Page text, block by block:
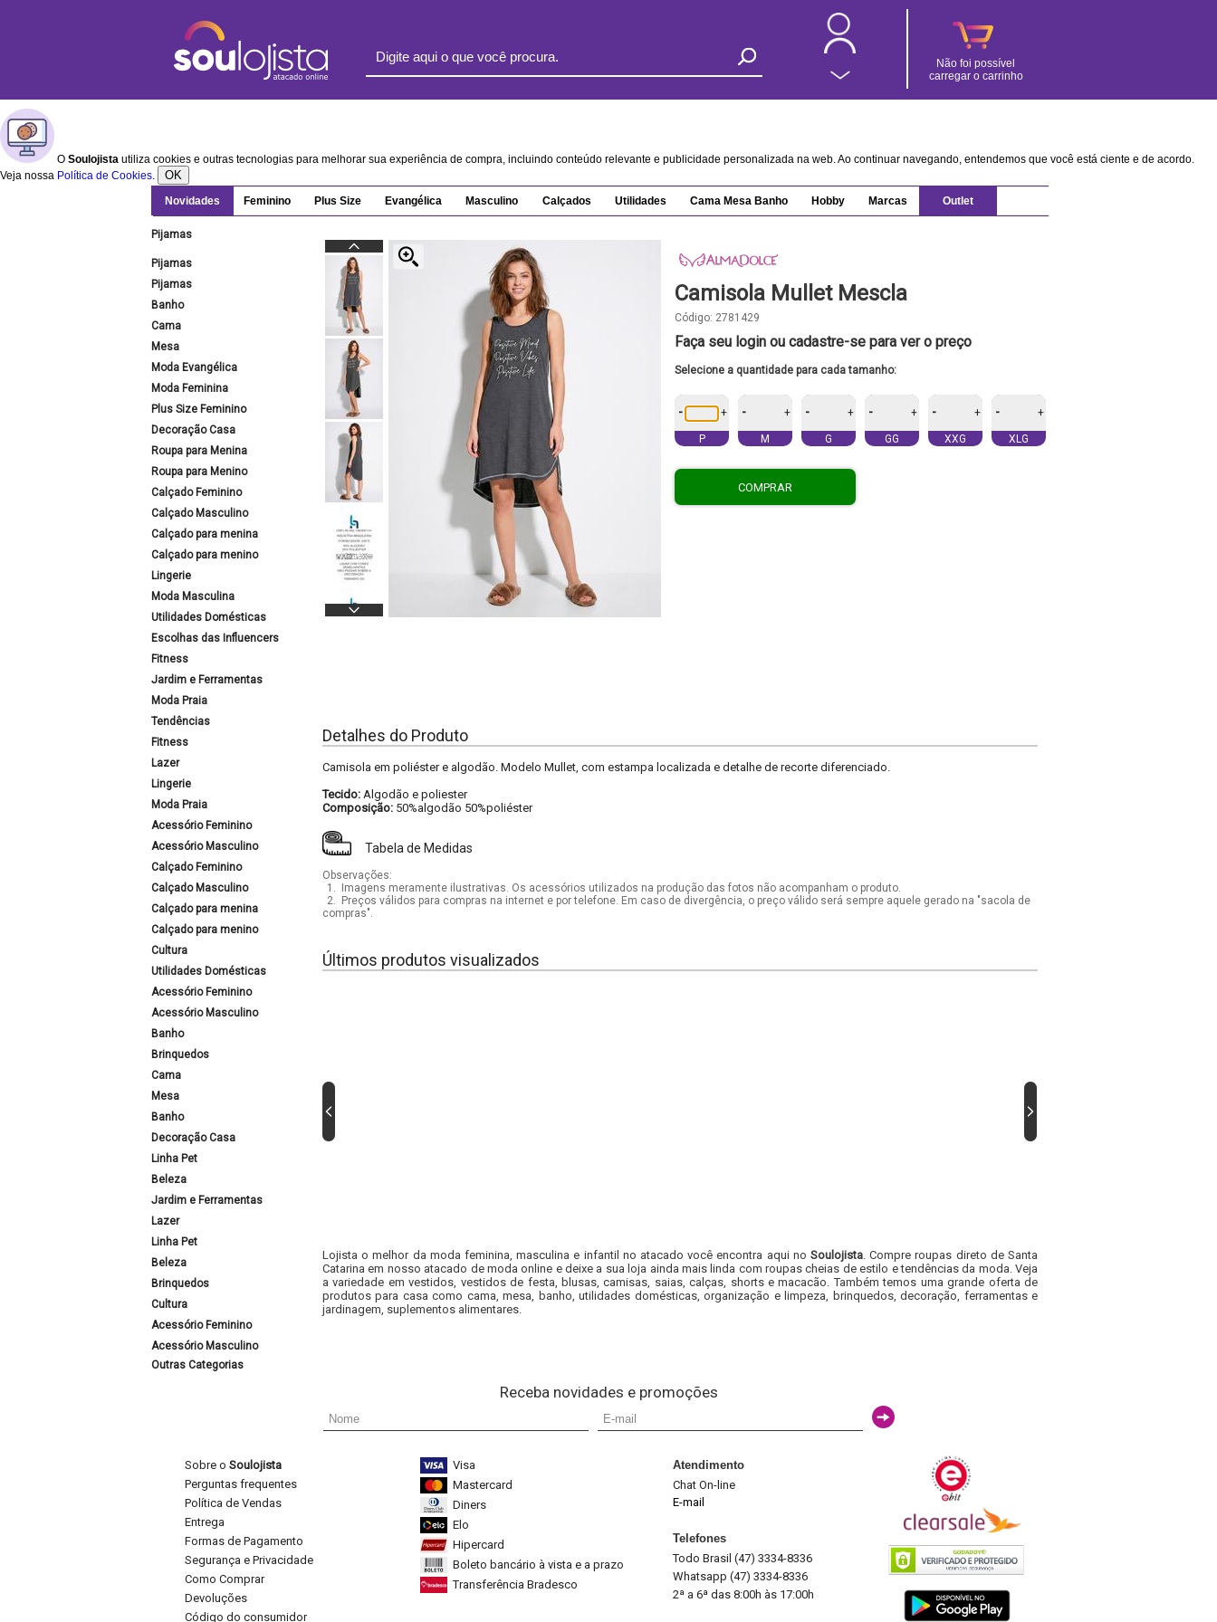
Não foi possível
carregar o carrinho
O Soulojista utiliza cookies e outras tecnologias para melhorar sua experiência de compra, incluindo conteúdo relevante e publicidade personalizada na web. Ao continuar navegando, entendemos que você está ciente e de acordo.
Veja nossa Política de Cookies. OK
Novidades Feminino Plus Size Evangélica Masculino Calçados Utilidades Cama Mesa Banho Hobby Marcas Outlet
Pijamas
Pijamas
Pijamas
Banho
Cama
Mesa
Moda Evangélica
Moda Feminina
Plus Size Feminino
Decoração Casa
Roupa para Menina
Roupa para Menino
Calçado Feminino
Calçado Masculino
Calçado para menina
Calçado para menino
Lingerie
Moda Masculina
Utilidades Domésticas
Escolhas das Influencers
Fitness
Jardim e Ferramentas
Moda Praia
Tendências
Fitness
Lazer
Lingerie
Moda Praia
Acessório Feminino
Acessório Masculino
Calçado Feminino
Calçado Masculino
Calçado para menina
Calçado para menino
Cultura
Utilidades Domésticas
Acessório Feminino
Acessório Masculino
Banho
Brinquedos
Cama
Mesa
Banho
Decoração Casa
Linha Pet
Beleza
Jardim e Ferramentas
Lazer
Linha Pet
Beleza
Brinquedos
Cultura
Acessório Feminino
Acessório Masculino
Outras Categorias
Camisola Mullet Mescla
Código: 2781429
Faça seu login ou cadastre-se para ver o preço
Selecione a quantidade para cada tamanho:
- +
P
- +
M
- +
G
- +
GG
- +
XXG
- +
XLG
COMPRAR
Detalhes do Produto
Camisola em poliéster e algodão. Modelo Mullet, com estampa localizada e detalhe de recorte diferenciado.
Tecido: Algodão e poliester
Composição: 50%algodão 50%poliéster
Tabela de Medidas
Observações:
1.
Imagens meramente ilustrativas. Os acessórios utilizados na produção das fotos não acompanham o produto.
2.
Preços válidos para compras na internet e por telefone. Em caso de divergência, o preço válido será sempre aquele gerado na "sacola de
compras".
Últimos produtos visualizados
Lojista o melhor da moda feminina, masculina e infantil no atacado você encontra aqui no Soulojista. Compre roupas direto de Santa
Catarina em nosso atacado de moda online e deixe a sua loja ainda mais linda com roupas cheias de estilo e tendências da moda. Veja
a variedade em vestidos, vestidos de festa, blusas, camisas, saias, calças, shorts e macacão. Também temos uma grande oferta de
produtos para casa como cama, mesa, banho, utilidades domésticas, organização e limpeza, brinquedos, decoração, ferramentas e
jardinagem, suplementos alimentares.
Receba novidades e promoções
Sobre o Soulojista
Perguntas frequentes
Política de Vendas
Entrega
Formas de Pagamento
Segurança e Privacidade
Como Comprar
Devoluções
Código do consumidor
Visa
Mastercard
Diners
Elo
Hipercard
Boleto bancário à vista e a prazo
Transferência Bradesco
Atendimento
Chat On-line
E-mail
Telefones
Todo Brasil (47) 3334-8336
Whatsapp (47) 3334-8336
2ª a 6ª das 8:00h às 17:00h